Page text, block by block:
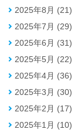
2025年8月 (21)
2025年7月 (29)
2025年6月 (31)
2025年5月 (22)
2025年4月 (36)
2025年3月 (30)
2025年2月 (17)
2025年1月 (10)